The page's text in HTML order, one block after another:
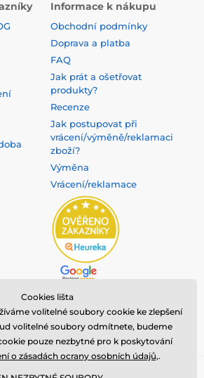
Informace k nákupu
Obchodní podmínky
Doprava a platba
FAQ
Jak prát a ošetřovat
produkty?
Recenze
Jak postupovat při
vrácení/výměně/reklamaci
zboží?
Výměna
Vrácení/reklamace
Cookies lišta
volitelné soubory cookie ke zlepšení
volitelné soubory odmítnete, budeme
pouze nezbytné pro k poskytování
o zásadách ocrany osobních údajů,.